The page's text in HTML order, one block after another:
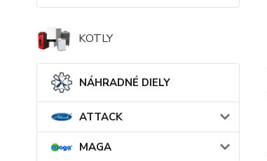
KOTLY
NÁHRADNÉ DIELY
ATTACK
MAGA